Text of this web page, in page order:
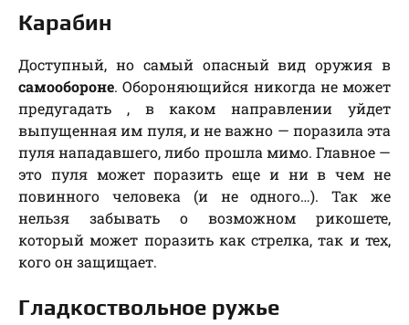
Карабин
Доступный, но самый опасный вид оружия в
самообороне. Обороняющийся никогда не может
предугадать , в каком направлении уйдет
выпущенная им пуля, и не важно — поразила эта
пуля нападавшего, либо прошла мимо. Главное —
это пуля может поразить еще и ни в чем не
повинного человека (и не одного…). Так же
нельзя забывать о возможном рикошете,
который может поразить как стрелка, так и тех,
кого он защищает.
Гладкоствольное ружье